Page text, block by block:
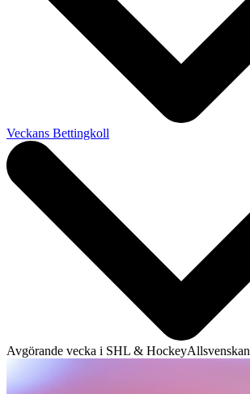
Veckans Bettingkoll
Avgörande vecka i SHL & HockeyAllsvenskan